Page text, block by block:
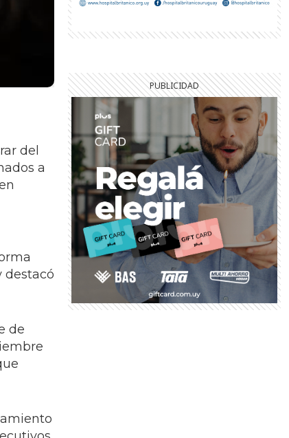
del
a
destacó
de